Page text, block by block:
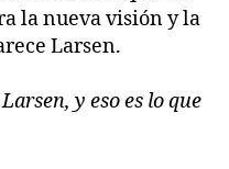
la nueva visión y la
Larsen.
y eso es lo que